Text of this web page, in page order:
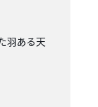
羽ある天